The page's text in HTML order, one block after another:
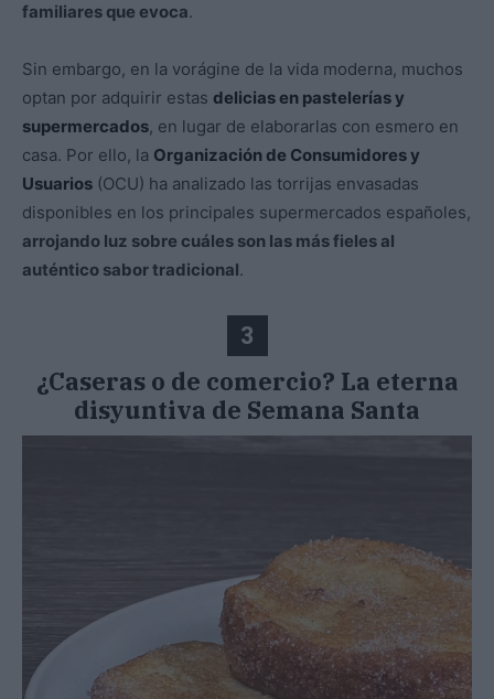
familiares que evoca.
Sin embargo, en la vorágine de la vida moderna, muchos
optan por adquirir estas delicias en pastelerías y
supermercados, en lugar de elaborarlas con esmero en
casa. Por ello, la Organización de Consumidores y
Usuarios (OCU) ha analizado las torrijas envasadas
disponibles en los principales supermercados españoles,
arrojando luz sobre cuáles son las más fieles al
auténtico sabor tradicional.
3
¿Caseras o de comercio? La eterna
disyuntiva de Semana Santa